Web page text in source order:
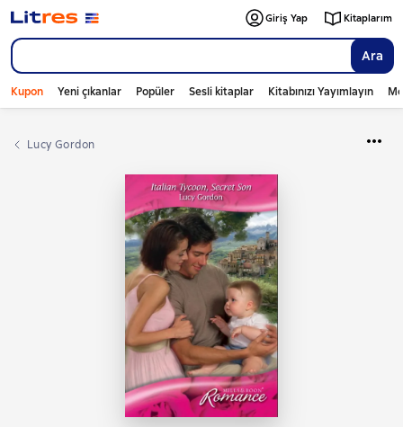
Ara
Giriş Yap Kitaplarım
Kupon Yeni çıkanlar Popüler Sesli kitaplar Kitabınızı Yayımlayın
Lucy Gordon